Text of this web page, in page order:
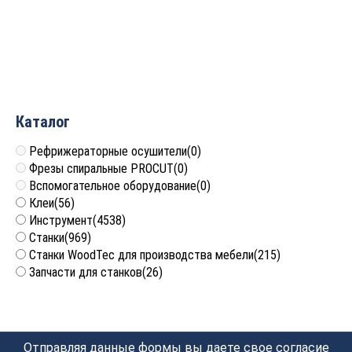
Каталог
Рефрижераторные осушители(0)
Фрезы спиральные PROCUT(0)
Вспомогательное оборудование(0)
Клеи(56)
Инструмент(4538)
Станки(969)
Станки WoodTec для производства мебели(215)
Запчасти для станков(26)
Отправляя данные формы вы даете свое согласие